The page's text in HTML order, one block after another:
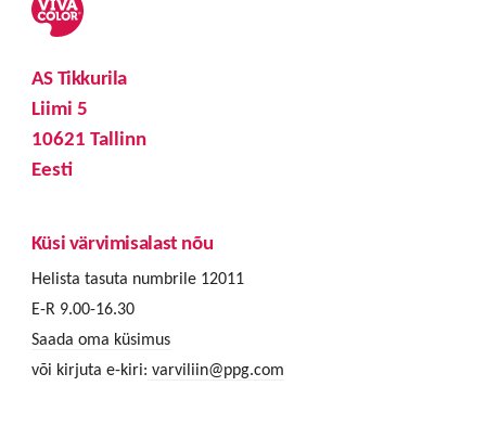
AS Tikkurila
Liimi 5
10621 Tallinn
Eesti
Küsi värvimisalast nõu
Helista tasuta numbrile 12011
E-R 9.00-16.30
Saada oma küsimus
või kirjuta e-kiri: varviliin@ppg.com